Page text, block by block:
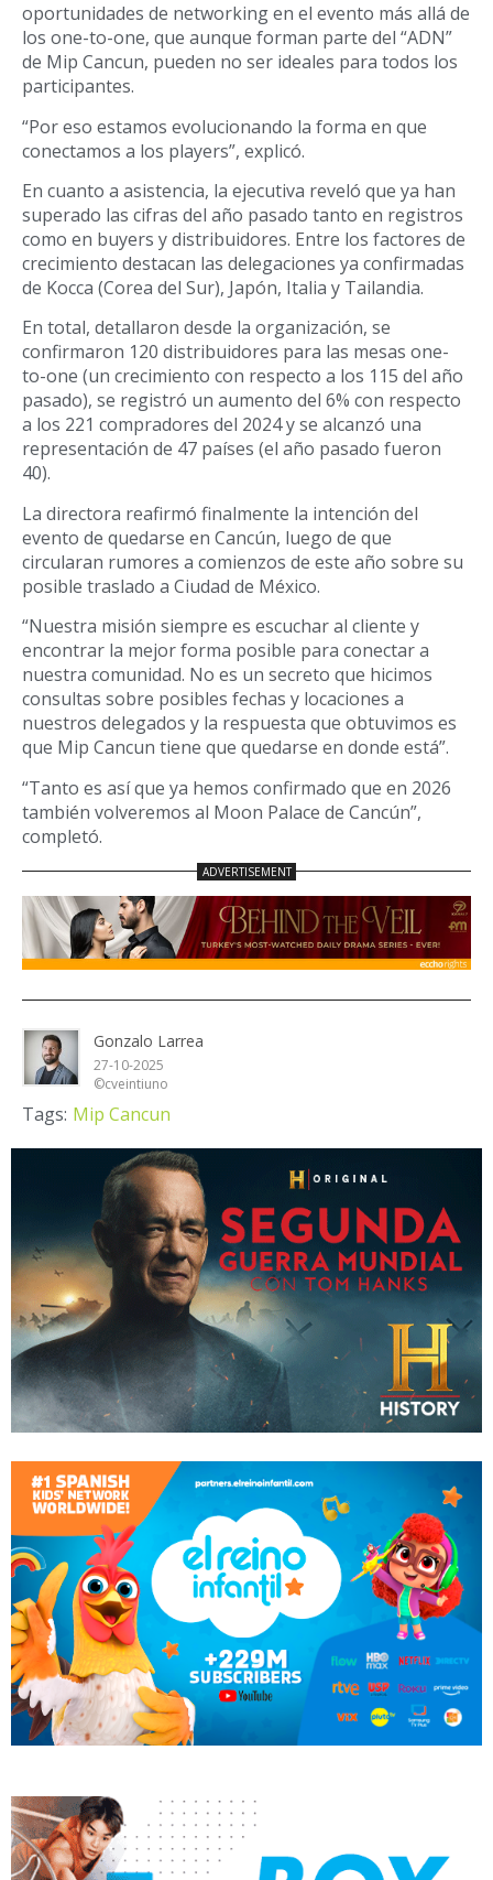
oportunidades de networking en el evento más allá de
los one-to-one, que aunque forman parte del “ADN”
de Mip Cancun, pueden no ser ideales para todos los
participantes.
“Por eso estamos evolucionando la forma en que
conectamos a los players”, explicó.
En cuanto a asistencia, la ejecutiva reveló que ya han
superado las cifras del año pasado tanto en registros
como en buyers y distribuidores. Entre los factores de
crecimiento destacan las delegaciones ya confirmadas
de Kocca (Corea del Sur), Japón, Italia y Tailandia.
En total, detallaron desde la organización, se
confirmaron 120 distribuidores para las mesas one-
to-one (un crecimiento con respecto a los 115 del año
pasado), se registró un aumento del 6% con respecto
a los 221 compradores del 2024 y se alcanzó una
representación de 47 países (el año pasado fueron
40).
La directora reafirmó finalmente la intención del
evento de quedarse en Cancún, luego de que
circularan rumores a comienzos de este año sobre su
posible traslado a Ciudad de México.
“Nuestra misión siempre es escuchar al cliente y
encontrar la mejor forma posible para conectar a
nuestra comunidad. No es un secreto que hicimos
consultas sobre posibles fechas y locaciones a
nuestros delegados y la respuesta que obtuvimos es
que Mip Cancun tiene que quedarse en donde está”.
“Tanto es así que ya hemos confirmado que en 2026
también volveremos al Moon Palace de Cancún”,
completó.
Gonzalo Larrea
27-10-2025
©cveintiuno
Tags: Mip Cancun